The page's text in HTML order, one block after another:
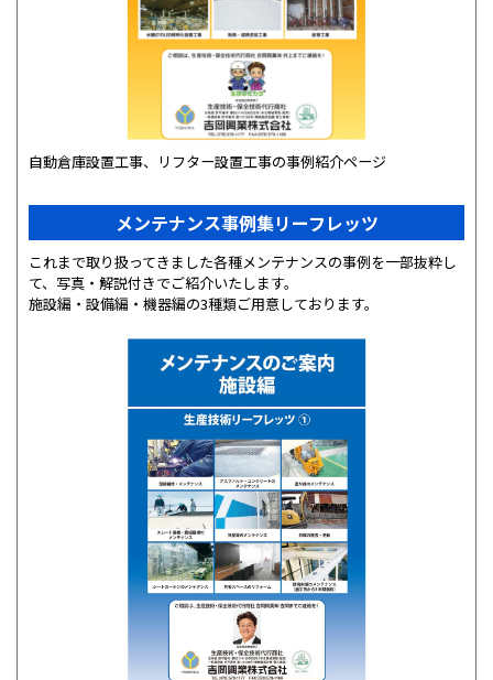
自動倉庫設置工事、リフター設置工事の事例紹介ページ
メンテナンス事例集リーフレッツ
これまで取り扱ってきました各種メンテナンスの事例を一部抜粋し
て、写真・解説付きでご紹介いたします。
施設編・設備編・機器編の3種類ご用意しております。